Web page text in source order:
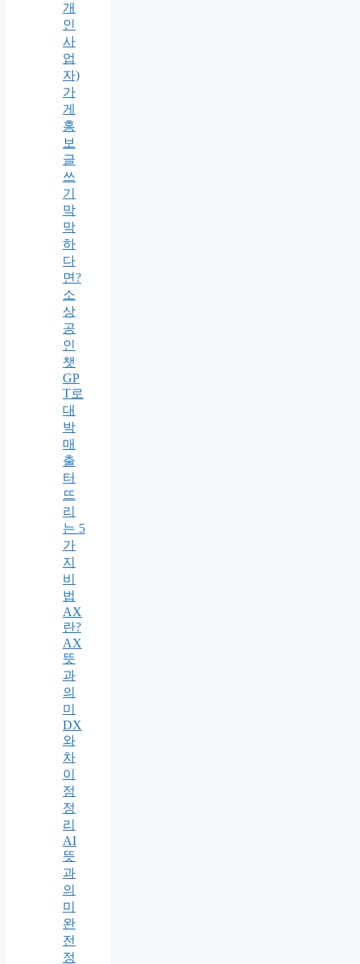
개
인
사
업
자)
가
게
홍
보
글
쓰
기
막
막
하
다
면?
소
상
공
인
챗
GP
T로
대
박
매
출
터
뜨
리
는 5
가
지
비
법
AX
란?
AX
뜻
과
의
미
DX
와
차
이
점
정
리
AI
뜻
과
의
미
완
전
정